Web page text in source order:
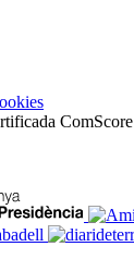
ComScore